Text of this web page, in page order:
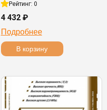
Рейтинг: 0
4 432 ₽
Подробнее
В корзину